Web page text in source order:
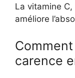
La vitamine
améliore
carence